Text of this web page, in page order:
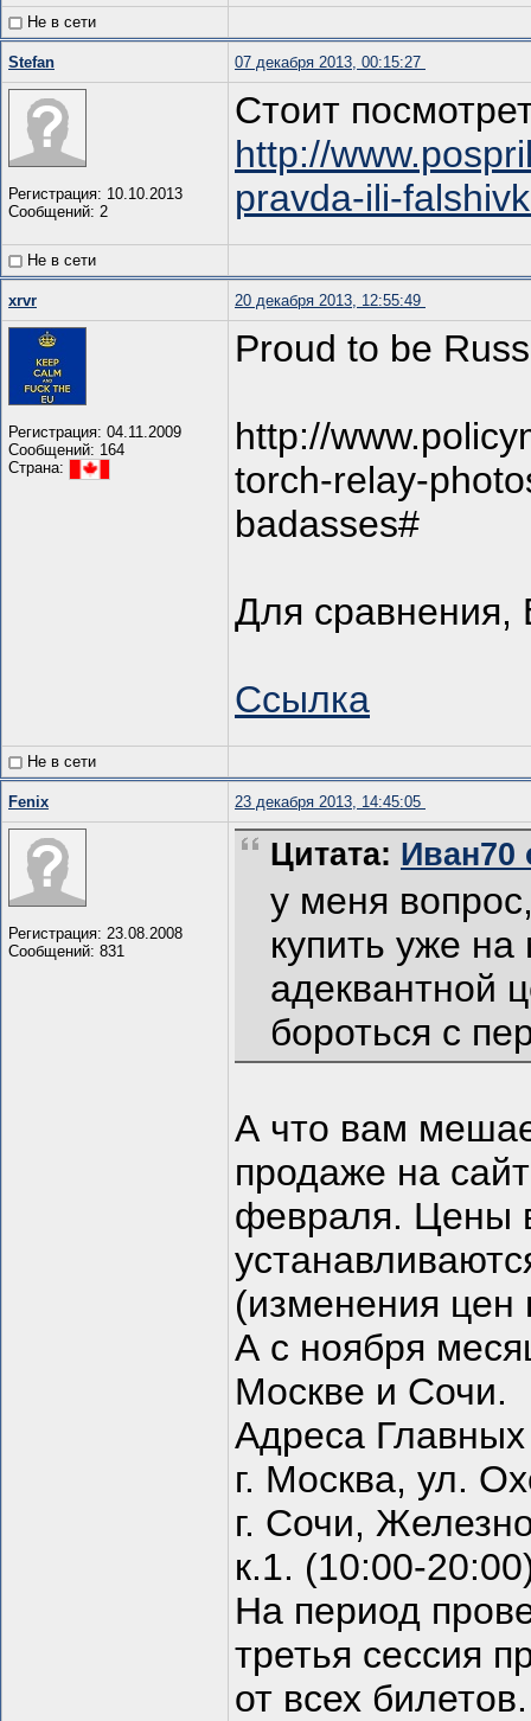
Не в сети
Stefan 07 декабря 2013, 00:15:27
Регистрация: 10.10.2013
Сообщений: 2
Стоит
http://
pravda-ili-
Не в сети
xrvr 20 декабря 2013, 12:55:49
Регистрация: 04.11.2009
Сообщений: 164
Страна:
Proud to be
http://
torch-relay-
badasses#
Для сравнения,
Ссылка
Не в сети
Fenix 23 декабря 2013, 14:45:05
Регистрация: 23.08.2008
Сообщений: 831
Цитата: Иван70
у меня
купить уже
адеквантной
бороться с
А что вам
продаже на
февраля. Цены
(изменения
А с ноября
Москве и Сочи.
Адреса
г. Москва, ул.
г. Сочи,
к.1. (10:00-
На период
третья сессия
от всех билетов.